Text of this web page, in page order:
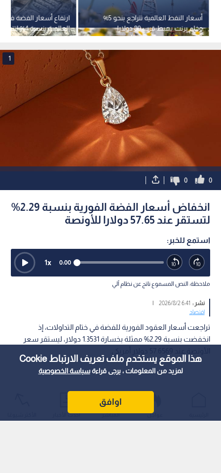
هذا الموقع يستخدم ملف تعريف الارتباط Cookie
لمزيد من المعلومات ، يرجى قراءةسياسة الخصوصية
اوافق
ارتفاع أسعار الفضة في
للأونصة
أسعار النفط العالمية تتراجع بنحو 5%
وخام برنت يهبط قرب 80 دولارا
للبرميل
1
0
0
انخفاض أسعار الفضة الفورية بنسبة 2.29%
لتستقر عند 57.65 دولارا للأونصة
استمع للخبر:
0:00
1x
ملاحظة: النص المسموع ناتج عن نظام آلي
نشر : 6:41 2026/8/2
|
اقتصاد
تراجعت أسعار العقود الفورية للفضة في ختام التداولات، إذ
انخفضت بنسبة 2.29% ممثلة بخسارة 1.3531 دولار، ليستقر سعر
عواجل المباشر أحدث الأخبار